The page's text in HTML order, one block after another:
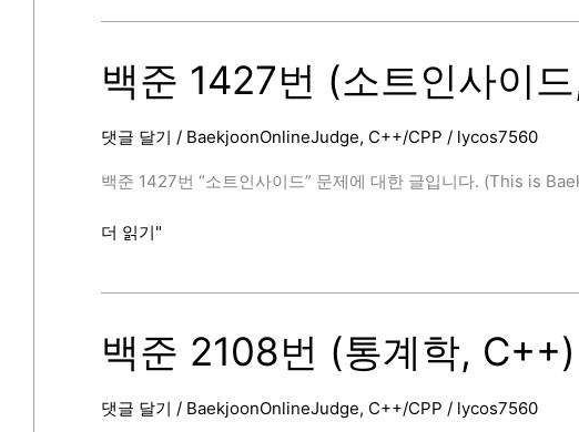
(최
소
C++,
Priority_Queue)
백준 1427번 (소트인사이
댓글 달기 / BaekjoonOnlineJudge, C++/CPP / lycos7560
백준 1427번 “소트인사이드” 문제에 대한 글입니다. (This is
백
(소
트
사
더 읽기"
백준 2108번 (통계학,
댓글 달기 / BaekjoonOnlineJudge, C++/CPP / lycos7560